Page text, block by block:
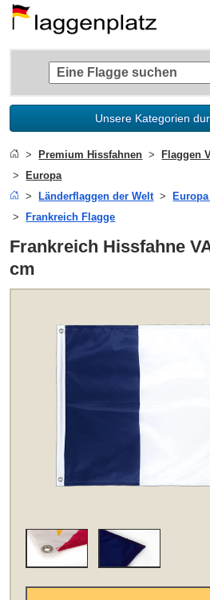
Unsere Kategorien
Premium Hissfahnen
Flaggen
Europa
Länderflaggen der Welt
Frankreich Flagge
Frankreich Hissfahne
cm